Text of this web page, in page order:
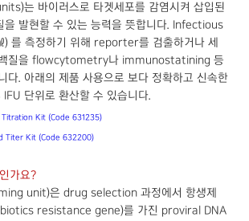
는 바이러스로 타겟세포를 감염시켜 삽입된
을 발현할 수 있는 능력을 뜻합니다. Infectious
를 측정하기 위해 reporter를 검출하거나 세
백질을 flowcytometry나 immunostatining 등
다. 아래의 제품 사용으로 보다 정확하고 신속한
단위로 환산할 수 있습니다.
Titration Kit (Code 631235)
Titer Kit (Code 632200)
가요?
unit)은 drug selection 과정에서 항생제
resistance gene)를 가진 proviral DNA